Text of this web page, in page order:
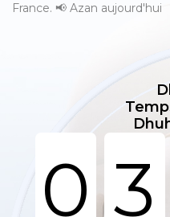
France. 📢 Azan aujourd'hui
0 3